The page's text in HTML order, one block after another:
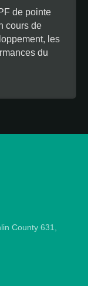
de pointe
cours de
les
du
County 631,